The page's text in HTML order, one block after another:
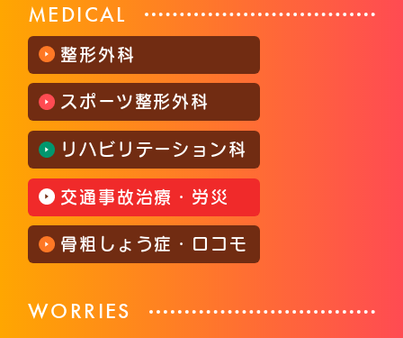
MEDICAL
整形外科
スポーツ整形外科
リハビリテーション科
交通事故治療・労災
骨粗しょう症・ロコモ
WORRIES